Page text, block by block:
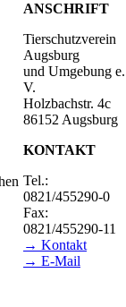
ANSCHRIFT
Tierschutzverein
Augsburg
und Umgebung e.
V.
Holzbachstr. 4c
86152 Augsburg
KONTAKT
Tel.:
0821/455290-0
Fax:
0821/455290-11
→ Kontakt
→ E-Mail